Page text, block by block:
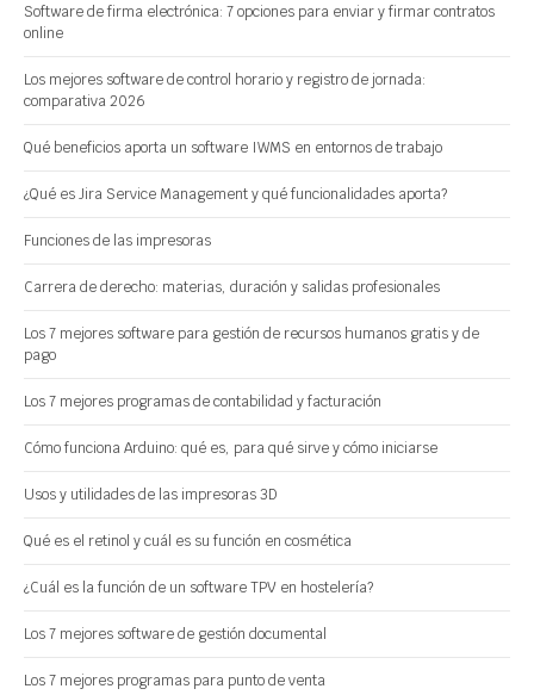
Software de firma electrónica: 7 opciones para enviar y firmar contratos
online
Los mejores software de control horario y registro de jornada:
comparativa 2026
Qué beneficios aporta un software IWMS en entornos de trabajo
¿Qué es Jira Service Management y qué funcionalidades aporta?
Funciones de las impresoras
Carrera de derecho: materias, duración y salidas profesionales
Los 7 mejores software para gestión de recursos humanos gratis y de
pago
Los 7 mejores programas de contabilidad y facturación
Cómo funciona Arduino: qué es, para qué sirve y cómo iniciarse
Usos y utilidades de las impresoras 3D
Qué es el retinol y cuál es su función en cosmética
¿Cuál es la función de un software TPV en hostelería?
Los 7 mejores software de gestión documental
Los 7 mejores programas para punto de venta